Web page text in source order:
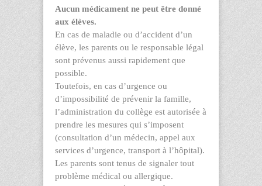
Aucun médicament ne peut être donné
aux élèves.
En cas de maladie ou d’accident d’un
élève, les parents ou le responsable légal
sont prévenus aussi rapidement que
possible.
Toutefois, en cas d’urgence ou
d’impossibilité de prévenir la famille,
l’administration du collège est autorisée à
prendre les mesures qui s’imposent
(consultation d’un médecin, appel aux
services d’urgence, transport à l’hôpital).
Les parents sont tenus de signaler tout
problème médical ou allergique.